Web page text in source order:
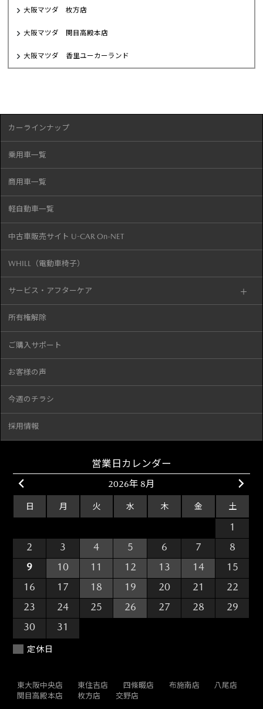
大阪マツダ 枚方店
大阪マツダ 関目高殿本店
大阪マツダ 香里ユーカーランド
カーラインナップ
乗用車一覧
商用車一覧
軽自動車一覧
中古車販売サイト U-CAR On-NET
WHILL（電動車椅子）
サービス・アフターケア
所有権解除
ご購入サポート
お客様の声
今週のチラシ
採用情報
営業日カレンダー
2026年 8月
日 月 火 水 木 金 土
1
2
3 4 5 6 7
8
9
10 11 12 13 14
15
16
17 18 19 20 21
22
23
24 25 26 27 28
29
30
31
定休日
東大阪中央店 東住吉店 四條畷店 布施南店
八尾店
関目高殿本店
枚方店 交野店